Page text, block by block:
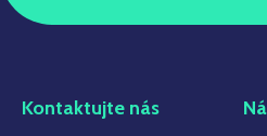
Kontaktujte nás